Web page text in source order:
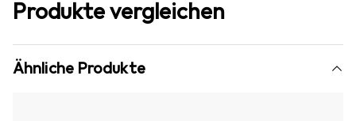
Produkte vergleichen
Ähnliche Produkte